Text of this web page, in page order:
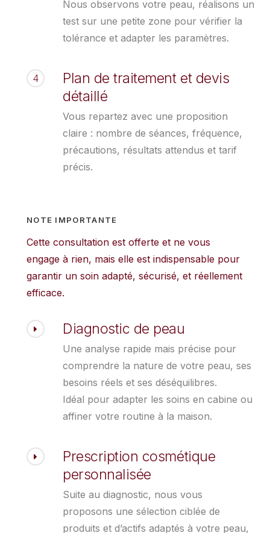
Nous observons votre peau, réalisons un
test sur une petite zone pour vérifier la
tolérance et adapter les paramètres.
4
Plan de traitement et devis
détaillé
Vous repartez avec une proposition
claire : nombre de séances, fréquence,
précautions, résultats attendus et tarif
précis.
NOTE IMPORTANTE
Cette consultation est offerte et ne vous
engage à rien, mais elle est indispensable pour
garantir un soin adapté, sécurisé, et réellement
efficace.
Diagnostic de peau
Une analyse rapide mais précise pour
comprendre la nature de votre peau, ses
besoins réels et ses déséquilibres.
Idéal pour adapter les soins en cabine ou
affiner votre routine à la maison.
Prescription cosmétique
personnalisée
Suite au diagnostic, nous vous
proposons une sélection ciblée de
produits et d’actifs adaptés à votre peau,